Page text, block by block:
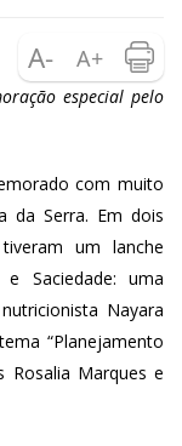
especial pelo
com muito
da Serra. Em dois
um lanche
Saciedade: uma
Nayara
“Planejamento
Rosalia Marques e